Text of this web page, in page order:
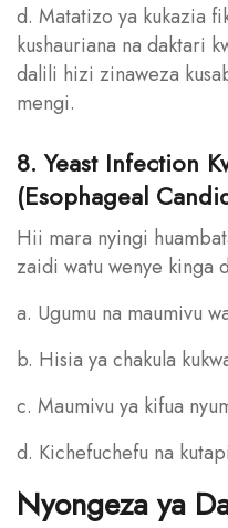
d. Matatizo ya kukazia
kushauriana na daktari
dalili hizi zinaweza
mengi.
8. Yeast Infection
(Esophageal
Hii mara nyingi
zaidi watu wenye kinga
a. Ugumu na maumivu
b. Hisia ya chakula
c. Maumivu ya kifua
d. Kichefuchefu na
Nyongeza ya